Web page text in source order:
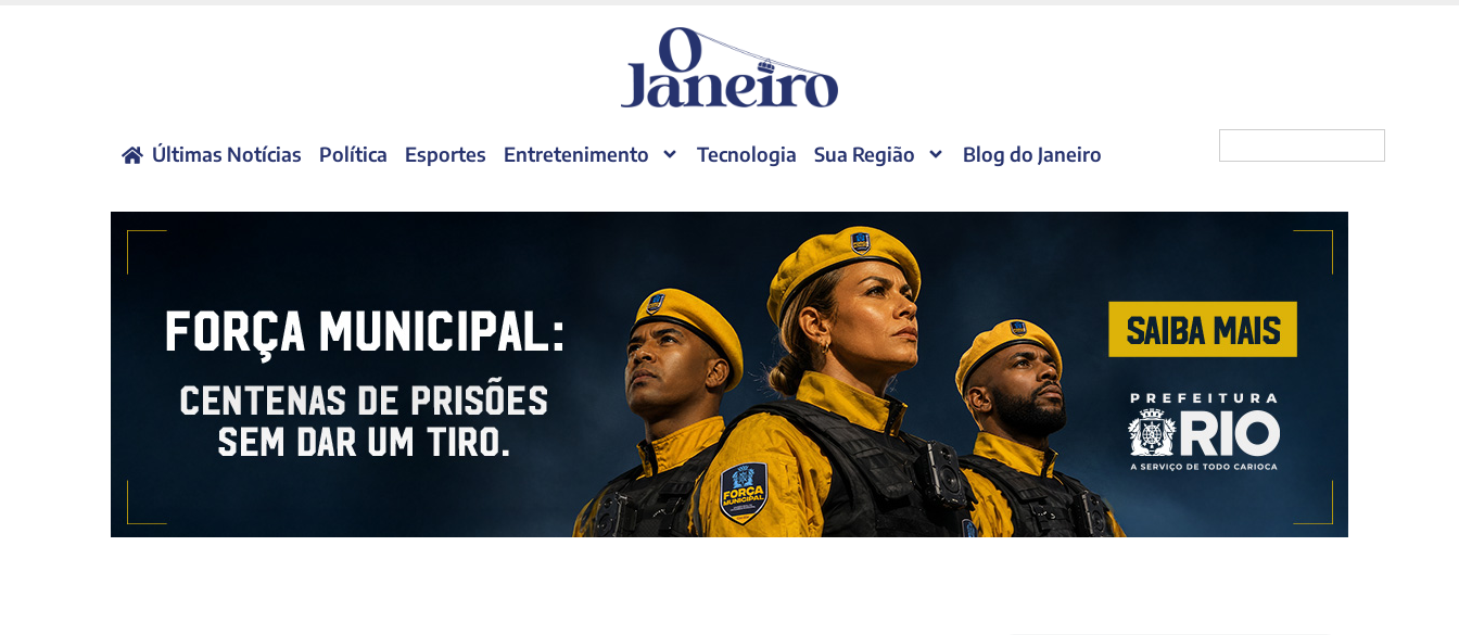
Últimas Notícias Política Esportes Entretenimento Tecnologia Sua Região Blog do Janeiro